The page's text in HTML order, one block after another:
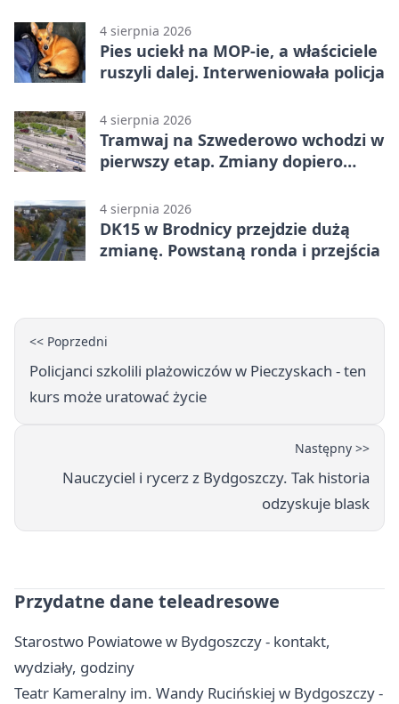
4 sierpnia 2026
Pies uciekł na MOP-ie, a właściciele
ruszyli dalej. Interweniowała policja
4 sierpnia 2026
Tramwaj na Szwederowo wchodzi w
pierwszy etap. Zmiany dopiero
4 sierpnia 2026
DK15 w Brodnicy przejdzie dużą
zmianę. Powstaną ronda i przejścia
<< Poprzedni
Policjanci szkolili plażowiczów w Pieczyskach - ten
kurs może uratować życie
Następny >>
Nauczyciel i rycerz z Bydgoszczy. Tak historia
odzyskuje blask
Przydatne dane teleadresowe
Starostwo Powiatowe w Bydgoszczy - kontakt,
wydziały, godziny
Teatr Kameralny im. Wandy Rucińskiej w Bydgoszczy -